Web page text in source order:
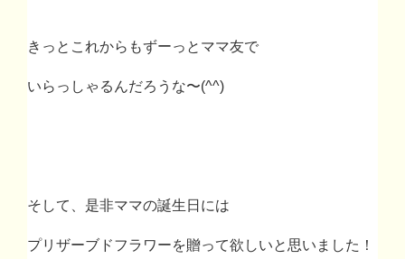
きっとこれからもずーっとママ友で
いらっしゃるんだろうな〜(^^)
そして、是非ママの誕生日には
プリザーブドフラワーを贈って欲しいと思いました！